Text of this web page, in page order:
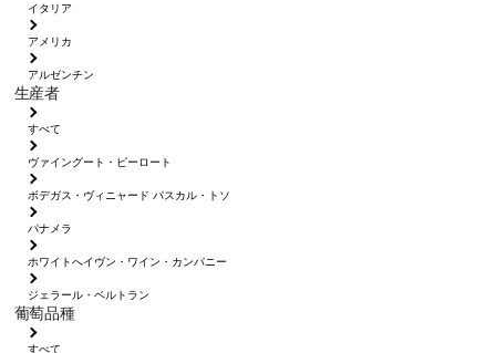
イタリア
アメリカ
アルゼンチン
生産者
すべて
ヴァイングート・ピーロート
ボデガス・ヴィニャード パスカル・トソ
パナメラ
ホワイトへイヴン・ワイン・カンパニー
ジェラール・ベルトラン
葡萄品種
すべて